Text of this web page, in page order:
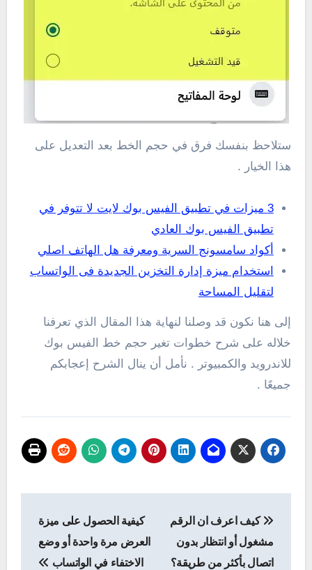
ستلاحظ بنفسك فرق في حجم الخط بعد التعديل على
هذا الخيار .
3 ميزات في تطبيق الفيس بوك لايت لا تتوفر في
تطبيق الفيس بوك العادي
أكواد سامسونج السرية ومعرفة هل الهاتف اصلي
استخدام ميزة إدارة التخزين الجديدة فى الواتساب
لتقليل المساحة
إلى هنا نكون قد وصلنا لنهاية هذا المقال الذي تعرفنا
خلاله على شرح خطوات تغير حجم خط الفيس بوك
للاندرويد والكمبيوتر . نأمل أن ينال الشرح إعجابكم
جميعًا .
المقالات
كيف اعرف ان الرقم
مشغول أو انتظار بدون
اتصال بأكثر من طريقة؟
كيفية الحصول على ميزة
العرض مرة واحدة أو وضع
الاختفاء في الواتساب